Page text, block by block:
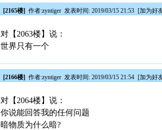
[2165楼] 作者:zyntiger 发表时间: 2019/03/15 21:53 [加为好
对【2063楼】说：
世界只有一个
[2166楼] 作者:zyntiger 发表时间: 2019/03/15 21:54 [加为好
对【2064楼】说：
你说能回答我的任何问题
暗物质为什么暗?